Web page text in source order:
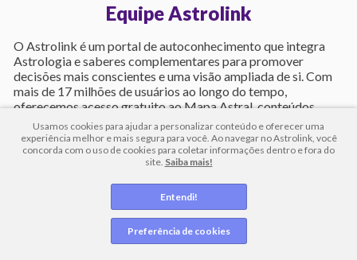
Usamos cookies para ajudar a personalizar conteúdo e oferecer uma
experiência melhor e mais segura para você. Ao navegar no Astrolink, você
concorda com o uso de cookies para coletar informações dentro e fora do
site. Saiba mais!
Entendi!
Preferência de cookies
Equipe Astrolink
O Astrolink é um portal de autoconhecimento que integra
Astrologia e saberes complementares para promover
decisões mais conscientes e uma visão ampliada de si. Com
mais de 17 milhões de usuários ao longo do tempo,
oferecemos acesso gratuito ao Mapa Astral, conteúdos
personalizados e uma jornada voltada ao desenvolvimento
pessoal constante. Nossa equipe é formada por especialistas
comprometidos com uma abordagem transdisciplinar,
acessível e ética, feita por pessoas reais que acreditam no
potencial transformador do autoconhecimento.
e-mail:contato@astrolink.com.br